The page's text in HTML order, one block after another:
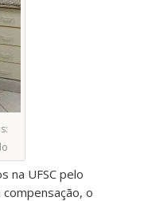
na UFSC pelo
o